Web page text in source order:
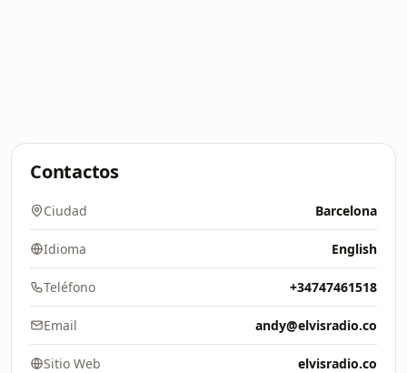
Contactos
Ciudad Barcelona
Idioma English
Teléfono +34747461518
Email andy@elvisradio.co
Sitio Web elvisradio.co